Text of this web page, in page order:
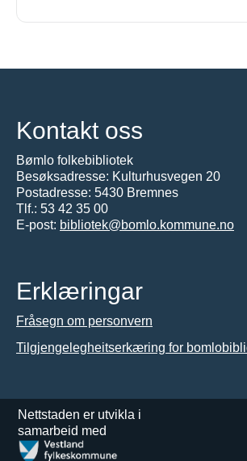
Kontakt oss
Bømlo folkebibliotek
Besøksadresse: Kulturhusvegen 20
Postadresse: 5430 Bremnes
Tlf.: 53 42 35 00
E-post: bibliotek@bomlo.kommune.no
Erklæringar
Fråsegn om personvern
Tilgjengelegheitserkæring for
Nettstaden er utvikla i
samarbeid med